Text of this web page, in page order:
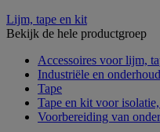
Lijm, tape en kit
Bekijk de hele productgroep
Accessoires voor lijm,
Industriële en
Tape
Tape en kit voor
Voorbereiding van